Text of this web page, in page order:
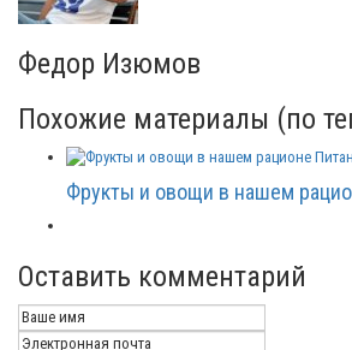
Федор Изюмов
Похожие материалы (по
Фрукты и овощи в нашем
Оставить комментарий